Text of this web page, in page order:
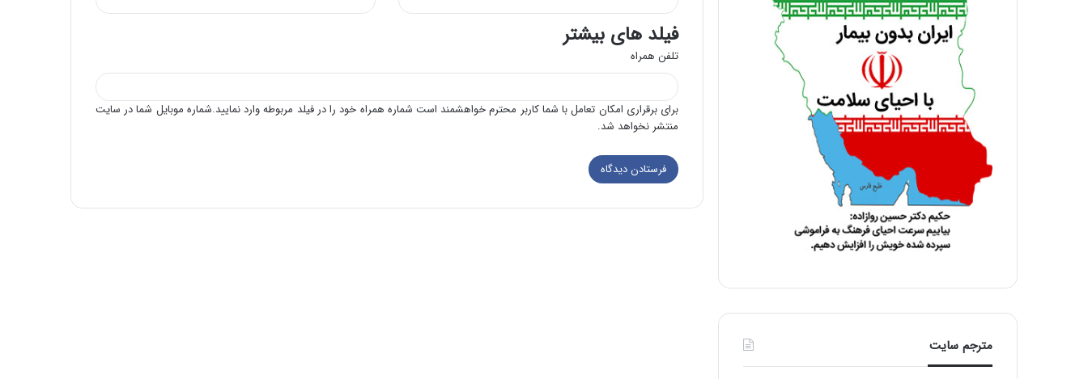
فیلد های بیشتر
تلفن همراه
برای برقراری امکان تعامل با شما کاربر محترم خواهشمند است شماره همراه خود را در فیلد مربوطه وارد نمایید.شماره موبایل شما در سایت
منتشر نخواهد شد.
مترجم سایت